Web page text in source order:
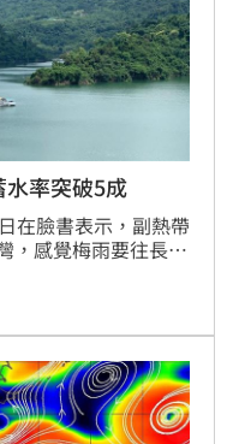
率突破5成
在臉書表示，副熱帶
，感覺梅雨要往長江
水庫的蓄水量及水